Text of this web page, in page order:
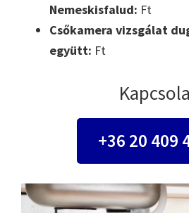
Nemeskisfalud: Ft
Csőkamera vizsgálat
együtt: Ft
+36 20 409